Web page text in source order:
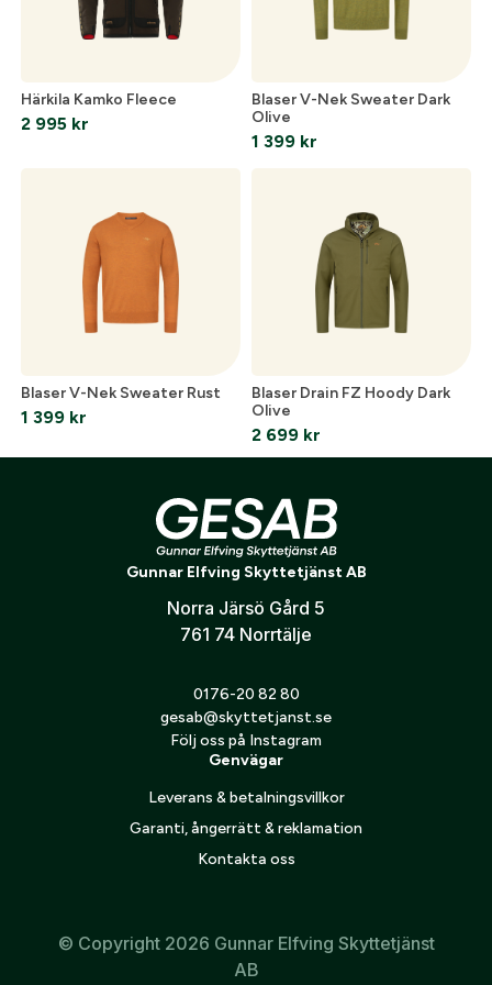
Härkila Kamko Fleece
2 995 kr
Blaser V-Nek Sweater Dark
Olive
1 399 kr
Blaser V-Nek Sweater Rust
1 399 kr
Blaser Drain FZ Hoody Dark
Olive
2 699 kr
Blaser Drain FZ Hoody Dark
Skicka
Gunnar Elfving Skyttetjänst AB
Norra Järsö Gård 5
761 74 Norrtälje
0176-20 82 80
gesab@skyttetjanst.se
Följ oss på Instagram
Genvägar
Leverans & betalningsvillkor
Garanti, ångerrätt & reklamation
Kontakta oss
© Copyright 2026 Gunnar Elfving Skyttetjänst
AB